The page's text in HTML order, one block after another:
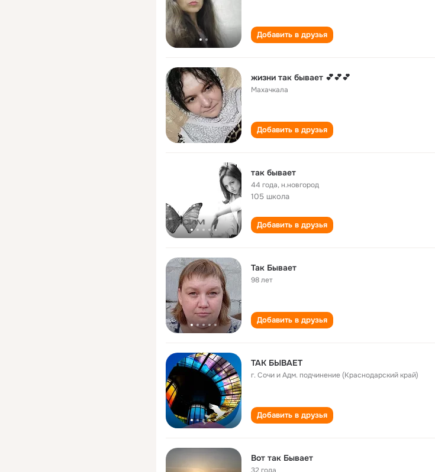
Добавить в друзья
жизни так бывает 💕💕💕
Махачкала
Добавить в друзья
так бывает
44 года,н.новгород
105 школа
Добавить в друзья
Так Бывает
98 лет
Добавить в друзья
ТАК БЫВАЕТ
г. Сочи и Адм. подчинение (Краснодарский край)
Добавить в друзья
Вот так Бывает